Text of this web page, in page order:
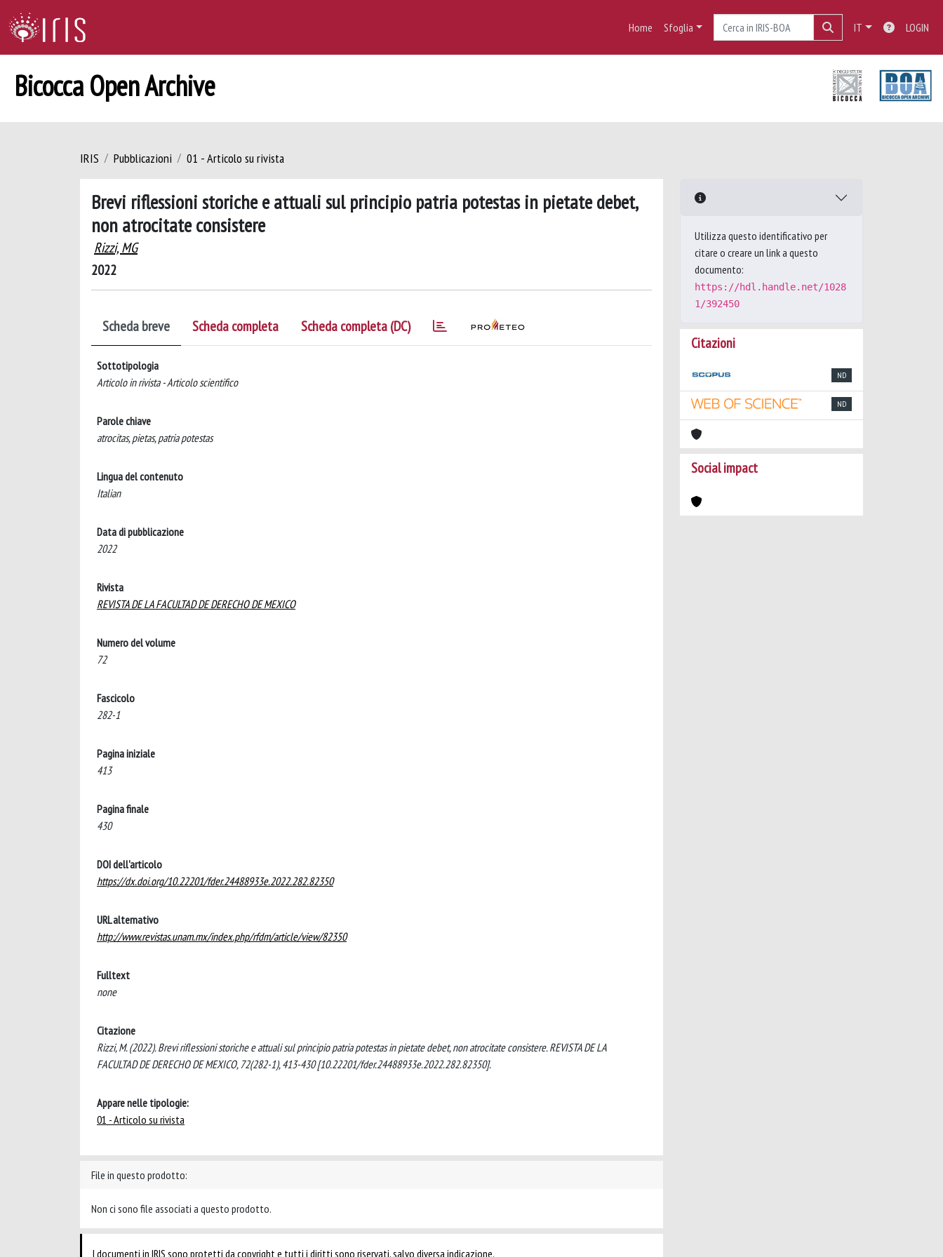
Home Sfoglia IT LOGIN
Bicocca Open Archive
IRIS Pubblicazioni 01 - Articolo su rivista
Brevi riflessioni storiche e attuali sul principio patria potestas in pietate debet,
non atrocitate consistere
Rizzi, MG
2022
Scheda breve Scheda completa Scheda completa (DC)
Sottotipologia
Articolo in rivista - Articolo scientifico
Parole chiave
atrocitas, pietas, patria potestas
Lingua del contenuto
Italian
Data di pubblicazione
2022
Rivista
REVISTA DE LA FACULTAD DE DERECHO DE MEXICO
Numero del volume
72
Fascicolo
282-1
Pagina iniziale
413
Pagina finale
430
DOI dell'articolo
https://dx.doi.org/10.22201/fder.24488933e.2022.282.82350
URL alternativo
http://www.revistas.unam.mx/index.php/rfdm/article/view/82350
Fulltext
none
Citazione
Rizzi, M. (2022). Brevi riflessioni storiche e attuali sul principio patria potestas in pietate debet, non atrocitate consistere. REVISTA DE LA
FACULTAD DE DERECHO DE MEXICO, 72(282-1), 413-430 [10.22201/fder.24488933e.2022.282.82350].
Appare nelle tipologie:
01 - Articolo su rivista
File in questo prodotto:
Non ci sono file associati a questo prodotto.
I documenti in IRIS sono protetti da copyright e tutti i diritti sono riservati, salvo diversa indicazione.
Utilizza questo identificativo per
citare o creare un link a questo
documento:
https://hdl.handle.net/1028
1/392450
Citazioni
ND
ND
Social impact